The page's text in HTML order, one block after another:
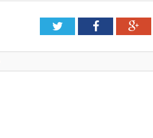
TwitterFacebook